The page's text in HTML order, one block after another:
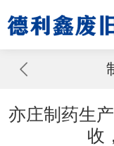
亦庄制药生
收